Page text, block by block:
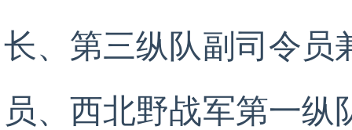
长、第三纵队副司令员
员、西北野战军第一